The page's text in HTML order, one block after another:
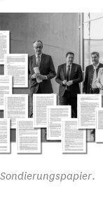
Sondierungspapier.